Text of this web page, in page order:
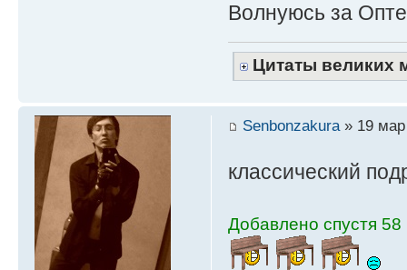
Волнуюсь за
Цитаты великих
Senbonzakura» 19 мар
классический
Добавлено спустя